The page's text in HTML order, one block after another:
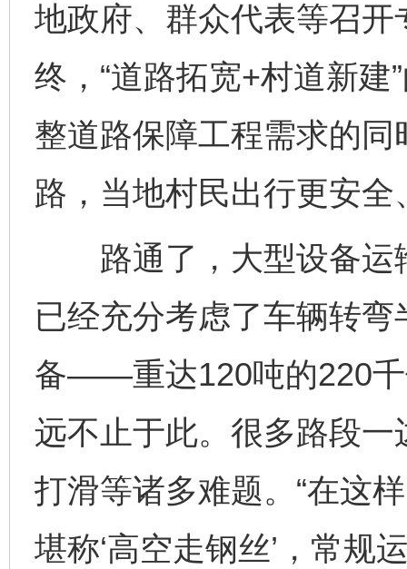
地政府、群众代表等召
终，“道路拓宽+村道新
整道路保障工程需求的
路，当地村民出行更安全
路通了，大型设备运
已经充分考虑了车辆转
备——重达120吨的220千
远不止于此。很多路段
打滑等诸多难题。“在这
堪称‘高空走钢丝’，常规